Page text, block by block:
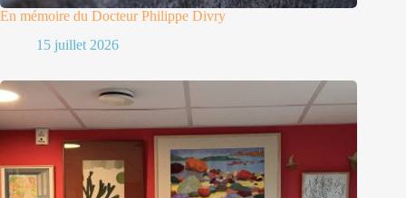
En mémoire du Docteur Philippe Divry
15 juillet 2026